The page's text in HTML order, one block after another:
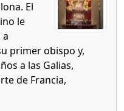
El
le
a
primer obispo y,
a las Galias,
de Francia,